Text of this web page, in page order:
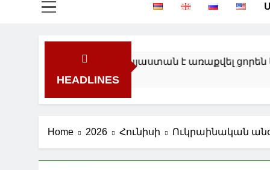
HEADLINES
տարանցմամբ Հայաստան է առաքվել ցորեն և
Home 2026 Հունիսի Ուկրաինական